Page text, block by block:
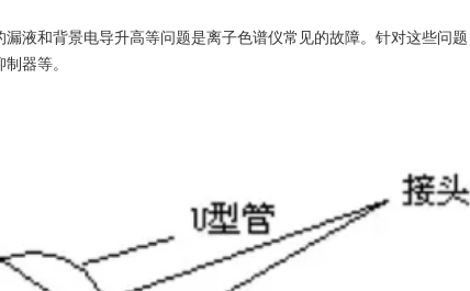
液和背景电导升高等问题是离子色谱仪常见的故障。针对这些问
器等。